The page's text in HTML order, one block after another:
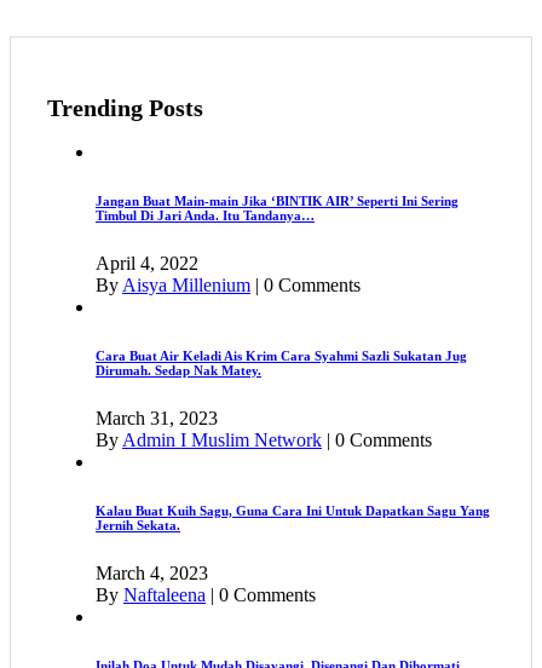
Trending Posts
Jangan Buat Main-main Jika ‘BINTIK AIR’ Seperti Ini Sering
Timbul Di Jari Anda. Itu Tandanya…
April 4, 2022
By Aisya Millenium | 0 Comments
Cara Buat Air Keladi Ais Krim Cara Syahmi Sazli Sukatan Jug
Dirumah. Sedap Nak Matey.
March 31, 2023
By Admin I Muslim Network | 0 Comments
Kalau Buat Kuih Sagu, Guna Cara Ini Untuk Dapatkan Sagu Yang
Jernih Sekata.
March 4, 2023
By Naftaleena | 0 Comments